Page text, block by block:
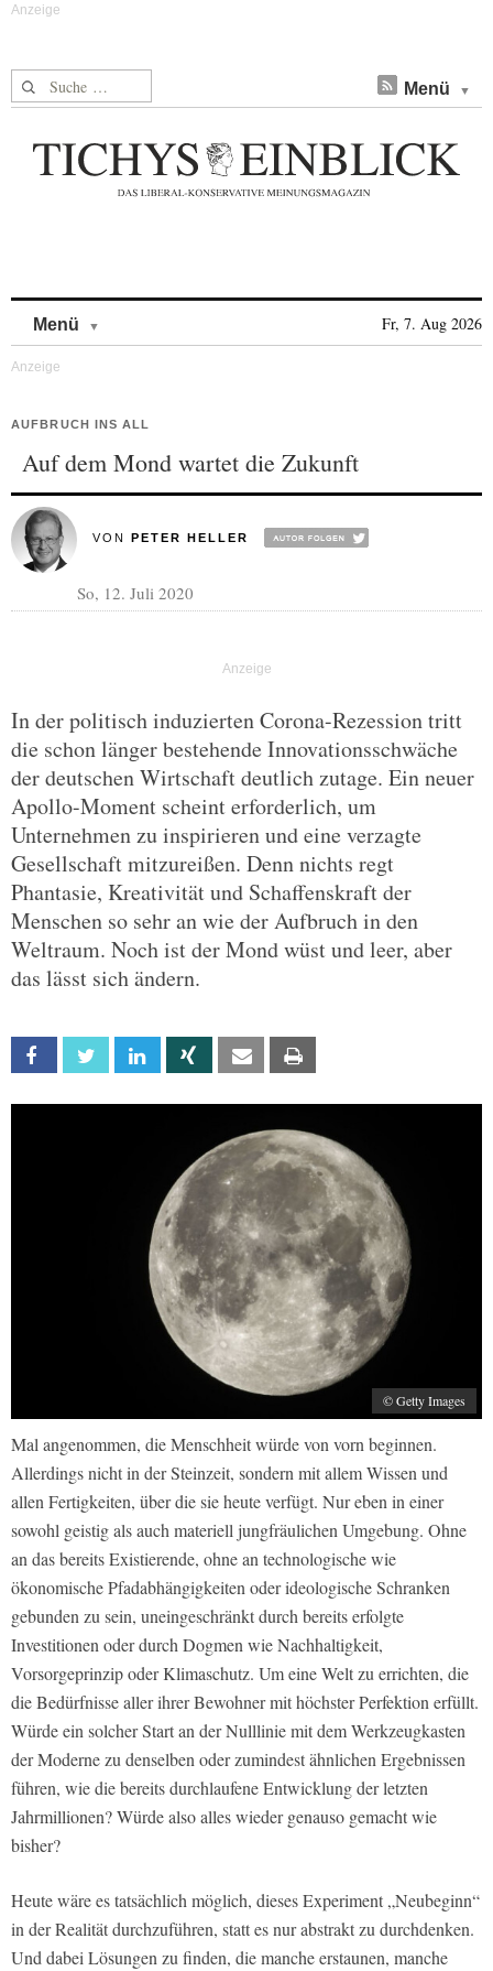
Suche nach: Menü
Menü Fr, 7. Aug 2026
AUFBRUCH INS ALL
Auf dem Mond wartet die Zukunft
VON PETER HELLER
So, 12. Juli 2020
In der politisch induzierten Corona-Rezession tritt
die schon länger bestehende Innovationsschwäche
der deutschen Wirtschaft deutlich zutage. Ein neuer
Apollo-Moment scheint erforderlich, um
Unternehmen zu inspirieren und eine verzagte
Gesellschaft mitzureißen. Denn nichts regt
Phantasie, Kreativität und Schaffenskraft der
Menschen so sehr an wie der Aufbruch in den
Weltraum. Noch ist der Mond wüst und leer, aber
das lässt sich ändern.
Facebook Twitter Linkedin Xing Email
© Getty Images
Mal angenommen, die Menschheit würde von vorn beginnen.
Allerdings nicht in der Steinzeit, sondern mit allem Wissen und
allen Fertigkeiten, über die sie heute verfügt. Nur eben in einer
sowohl geistig als auch materiell jungfräulichen Umgebung. Ohne
an das bereits Existierende, ohne an technologische wie
ökonomische Pfadabhängigkeiten oder ideologische Schranken
gebunden zu sein, uneingeschränkt durch bereits erfolgte
Investitionen oder durch Dogmen wie Nachhaltigkeit,
Vorsorgeprinzip oder Klimaschutz. Um eine Welt zu errichten, die
die Bedürfnisse aller ihrer Bewohner mit höchster Perfektion erfüllt.
Würde ein solcher Start an der Nulllinie mit dem Werkzeugkasten
der Moderne zu denselben oder zumindest ähnlichen Ergebnissen
führen, wie die bereits durchlaufene Entwicklung der letzten
Jahrmillionen? Würde also alles wieder genauso gemacht wie
bisher?
Heute wäre es tatsächlich möglich, dieses Experiment „Neubeginn“
in der Realität durchzuführen, statt es nur abstrakt zu durchdenken.
Und dabei Lösungen zu finden, die manche erstaunen, manche